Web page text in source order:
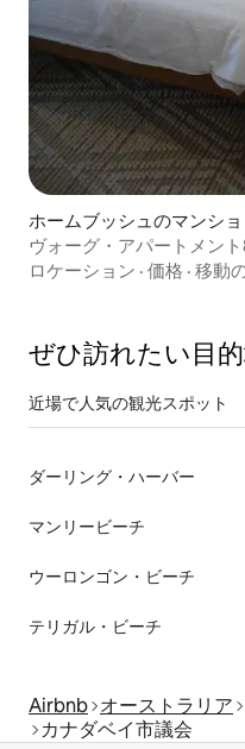
ホームブッシュのマンシ
ヴォーグ・アパートメン
ロケーション · 価格 · 移動
ぜひ訪⁠れ⁠た⁠い目⁠
近場で人気の観光スポット
ダーリング・ハーバー
マンリービーチ
ウーロンゴン・ビーチ
テリガル・ビーチ
Airbnb オーストラリア
カナダベイ市議会